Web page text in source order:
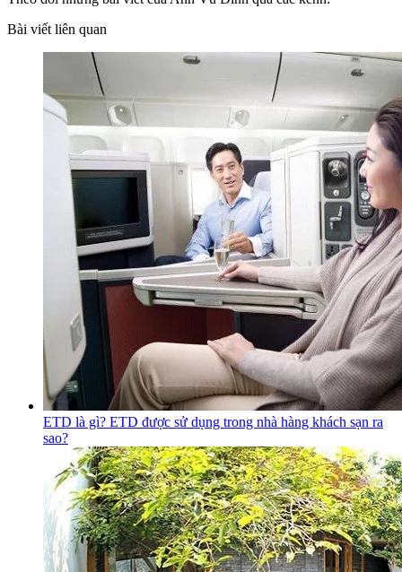
Bài viết liên quan
ETD là gì? ETD được sử dụng trong nhà hàng khách sạn ra
sao?